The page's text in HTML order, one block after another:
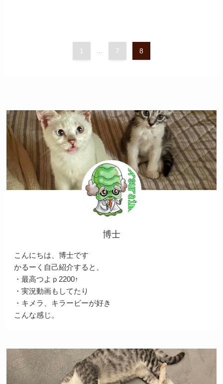
1 7 8
博士
こんにちは、博士です
かるーく自己紹介すると、
・最高つよｐ2200↑
・実況動画もしてたり
・キメラ、キラービーが好き
こんな感じ。